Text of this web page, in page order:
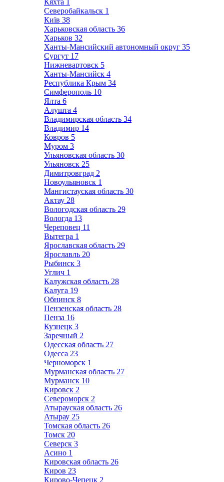
Кяхта 1
Северобайкальск 1
Київ 38
Харьковская область 36
Харьков 32
Ханты-Мансийский автономный округ 35
Сургут 17
Нижневартовск 5
Ханты-Мансийск 4
Республика Крым 34
Симферополь 10
Ялта 6
Алушта 4
Владимирская область 34
Владимир 14
Ковров 5
Муром 3
Ульяновская область 30
Ульяновск 25
Димитровград 2
Новоульяновск 1
Мангистауская область 30
Актау 28
Вологодская область 29
Вологда 13
Череповец 11
Вытегра 1
Ярославская область 29
Ярославль 20
Рыбинск 3
Углич 1
Калужская область 28
Калуга 19
Обнинск 8
Пензенская область 28
Пенза 16
Кузнецк 3
Заречный 2
Одесская область 27
Одесса 23
Черноморск 1
Мурманская область 27
Мурманск 10
Кировск 2
Североморск 2
Атырауская область 26
Атырау 25
Томская область 26
Томск 20
Северск 3
Асино 1
Кировская область 26
Киров 23
Кирово-Чепецк 2